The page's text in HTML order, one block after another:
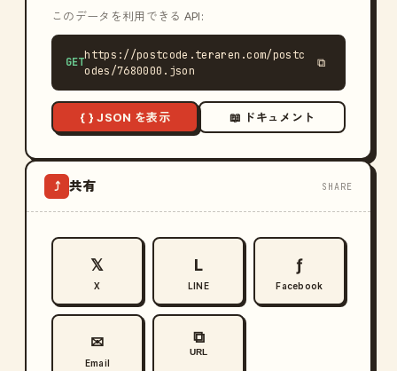
このデータを利用できる API:
GET
https://postcode.teraren.com/postc
odes/7680000.json
⧉
{ } JSON を表示 📖 ドキュメント
⤴ 共有 SHARE
𝕏
X
L
LINE
ƒ
Facebook
✉
Email
⧉
URL